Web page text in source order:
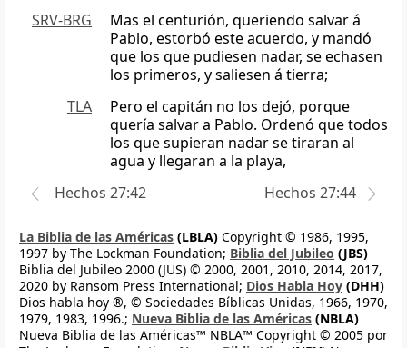
SRV-BRG
Mas el centurión, queriendo salvar á
Pablo, estorbó este acuerdo, y mandó
que los que pudiesen nadar, se echasen
los primeros, y saliesen á tierra;
TLA
Pero el capitán no los dejó, porque
quería salvar a Pablo. Ordenó que todos
los que supieran nadar se tiraran al
agua y llegaran a la playa,
Hechos 27:42
Hechos 27:44
La Biblia de las Américas (LBLA) Copyright © 1986, 1995,
1997 by The Lockman Foundation; Biblia del Jubileo (JBS)
Biblia del Jubileo 2000 (JUS) © 2000, 2001, 2010, 2014, 2017,
2020 by Ransom Press International; Dios Habla Hoy (DHH)
Dios habla hoy ®, © Sociedades Bíblicas Unidas, 1966, 1970,
1979, 1983, 1996.; Nueva Biblia de las Américas (NBLA)
Nueva Biblia de las Américas™ NBLA™ Copyright © 2005 por